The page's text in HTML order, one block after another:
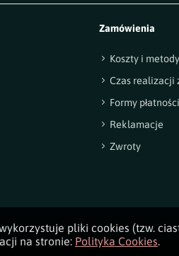
Zamówienia
Koszty i
Czas realizacji
Formy płatności
Reklamacje
Zwroty
pliki cookies (tzw.
na stronie: Polityka Cookies.